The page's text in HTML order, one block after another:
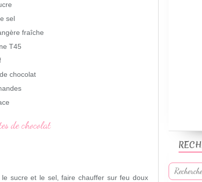
sel
fraîche
T45
chocolat
sucre et le sel, faire chauffer sur feu doux